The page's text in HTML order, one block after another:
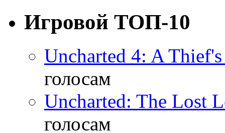
Игровой ТОП-10
Uncharted 4: A
голосам
Uncharted: The Lost
голосам